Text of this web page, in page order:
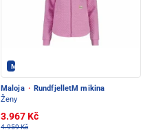
Maloja - PEC POD SNĚŽKOU
Maloja · RundfjelletM mikina
Ženy
3.967 Kč
4.959 Kč